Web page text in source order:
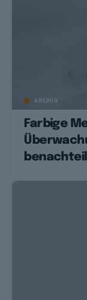
ARCHIV
Farbige